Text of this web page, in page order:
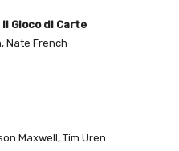
Gioco di Carte
Nate French
Maxwell, Tim Uren